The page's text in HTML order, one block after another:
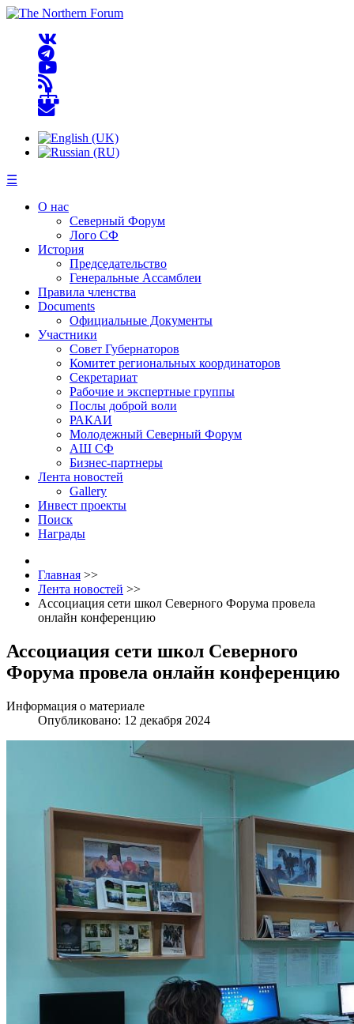
☰
О нас
Северный Форум
Лого СФ
История
Председательство
Генеральные Ассамблеи
Правила членства
Documents
Официальные Документы
Участники
Совет Губернаторов
Комитет региональных координаторов
Секретариат
Рабочие и экспертные группы
Послы доброй воли
РАКАИ
Молодежный Северный Форум
АШ СФ
Бизнес-партнеры
Лента новостей
Gallery
Инвест проекты
Поиск
Награды
Главная >>
Лента новостей >>
Ассоциация сети школ Северного Форума провела
онлайн конференцию
Ассоциация сети школ Северного
Форума провела онлайн конференцию
Информация о материале
Опубликовано: 12 декабря 2024